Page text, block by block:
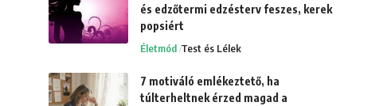
és edzőtermi edzésterv feszes, kerek
popsiért
Életmód Test és Lélek
7 motiváló emlékeztető, ha
túlterheltnek érzed magad a